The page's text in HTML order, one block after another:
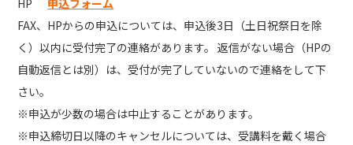
HP
申込フォーム
FAX、HPからの申込については、申込後3日（土日祝祭日を除
く）以内に受付完了の連絡があります。 返信がない場合（HPの
自動返信とは別）は、受付が完了していないので連絡をして下
さい。
※申込が少数の場合は中止することがあります。
※申込締切日以降のキャンセルについては、受講料を戴く場合